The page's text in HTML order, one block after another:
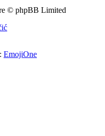
© phpBB Limited
EmojiOne